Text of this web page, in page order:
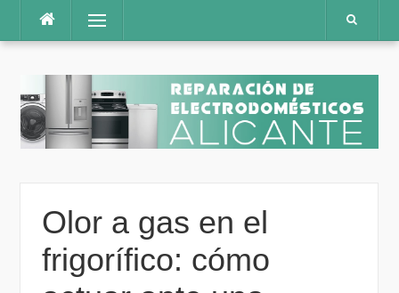
contenido
Menú
Olor a gas en el
frigorífico: cómo